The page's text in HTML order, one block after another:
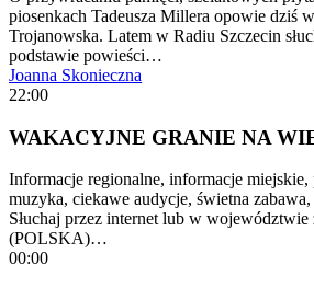
piosenkach Tadeusza Millera opowie dziś
Trojanowska. Latem w Radiu Szczecin
podstawie powieści…
Joanna Skonieczna
22:00
WAKACYJNE GRANIE NA
Informacje regionalne, informacje miejskie,
muzyka, ciekawe audycje, świetna
Słuchaj przez internet lub w
(POLSKA)…
00:00